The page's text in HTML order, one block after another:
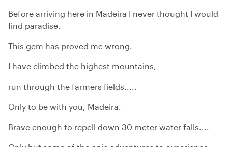
Before arriving here in Madeira I never thought I would
find paradise.
This gem has proved me wrong.
I have climbed the highest mountains,
run through the farmers fields.....
Only to be with you, Madeira.
Brave enough to repell down 30 meter water falls....